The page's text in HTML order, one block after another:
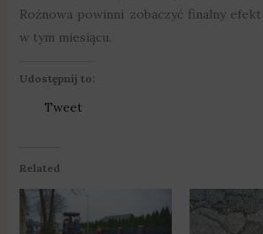
Rożnowa powinni zobaczyć finalny
w tym miesiącu.
Udostępnij to:
Tweet
Related